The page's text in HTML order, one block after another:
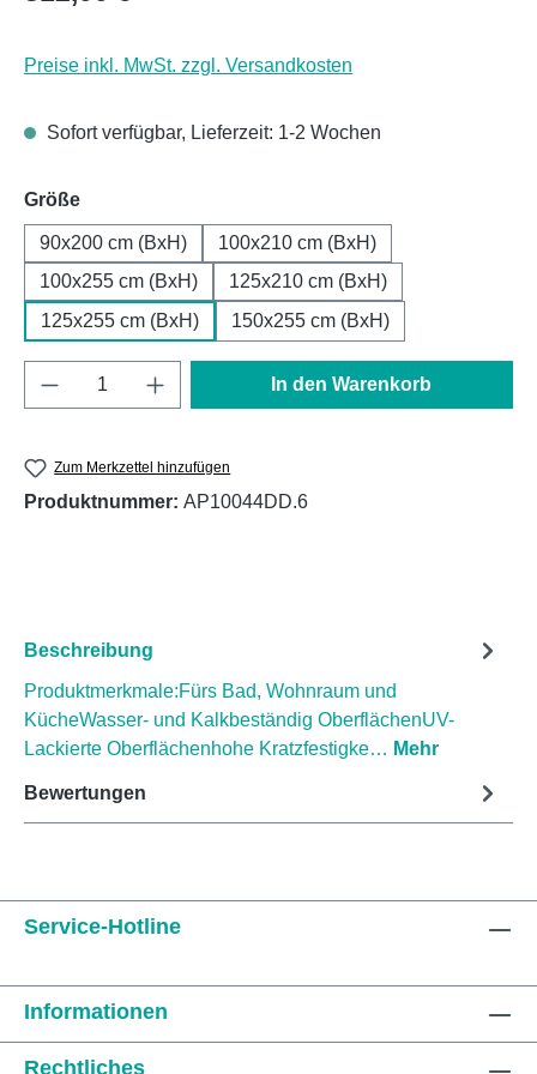
Preise inkl. MwSt. zzgl. Versandkosten
Sofort verfügbar, Lieferzeit: 1-2 Wochen
Größeauswählen
90x200 cm (BxH)
100x210 cm (BxH)
100x255 cm (BxH)
125x210 cm (BxH)
125x255 cm (BxH)
150x255 cm (BxH)
Produkt Anzahl: Gib den gewünschten
In den Warenkorb
Zum Merkzettel hinzufügen
Produktnummer: AP10044DD.6
Beschreibung
Produktmerkmale:Fürs Bad, Wohnraum und
KücheWasser- und Kalkbeständig OberflächenUV-
Lackierte Oberflächenhohe Kratzfestigke… Mehr
Bewertungen
Service-Hotline
Informationen
Rechtliches